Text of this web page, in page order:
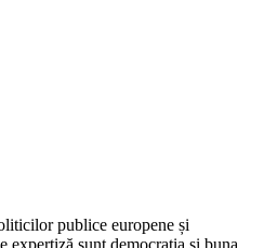
publice europene și
expertiză sunt democrația și buna